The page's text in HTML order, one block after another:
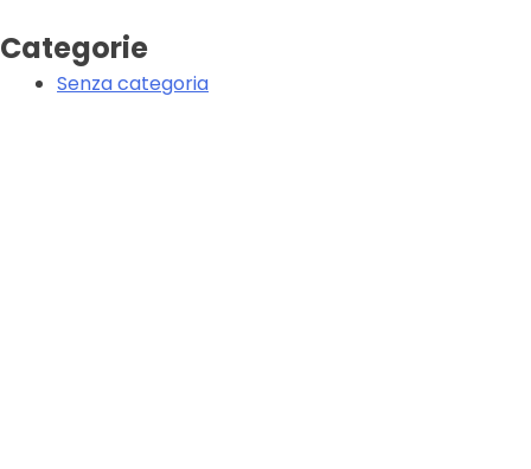
Categorie
Senza categoria